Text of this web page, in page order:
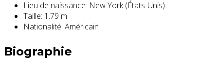
Lieu de naissance: New York (États-Unis)
Taille: 1.79 m
Nationalité: Américain
Biographie